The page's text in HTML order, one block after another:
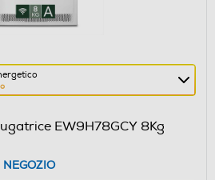
EW9H78GCY 8Kg